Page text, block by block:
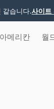
같습니다.사이트
아메리칸 월